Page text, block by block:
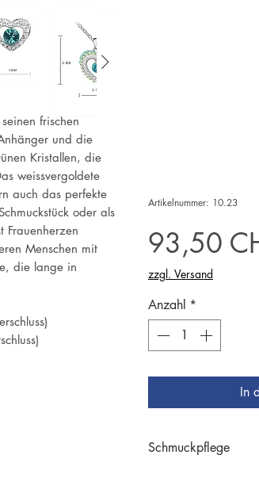
frischen
und die
Kristallen, die
weissvergoldete
auch das perfekte
oder als
Frauenherzen
Menschen mit
die lange in
Artikelnummer: 10.23
93,50
zzgl. Versand
Anzahl *
In
Schmuckpflege